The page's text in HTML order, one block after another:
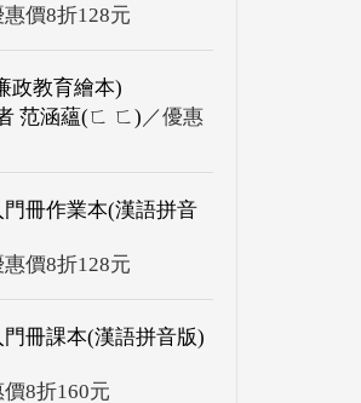
惠價8折128元
政教育繪本)
范涵蘊(ㄈ ㄈ) ／優惠
冊作業本(漢語拼音
惠價8折128元
冊課本(漢語拼音版)
價8折160元